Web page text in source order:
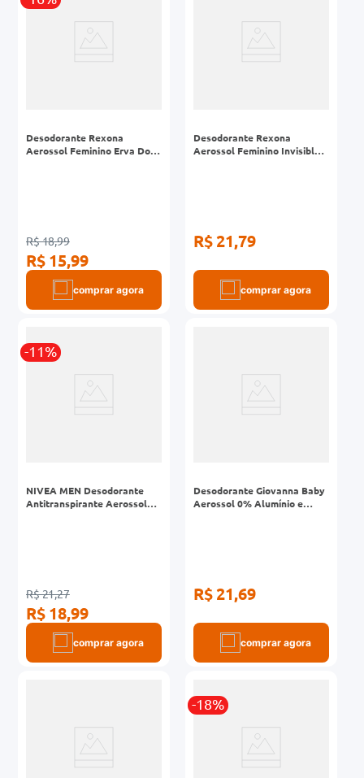
Desodorante Rexona
Aerossol Feminino Erva Doce
R$ 18,99
R$ 15,99
comprar agora
Desodorante Rexona
Aerossol Feminino Invisible
R$ 21,79
comprar agora
-11%
NIVEA MEN Desodorante
Antitranspirante Aerossol
R$ 21,27
R$ 18,99
comprar agora
Desodorante Giovanna Baby
Aerossol 0% Alumínio e
R$ 21,69
comprar agora
-18%